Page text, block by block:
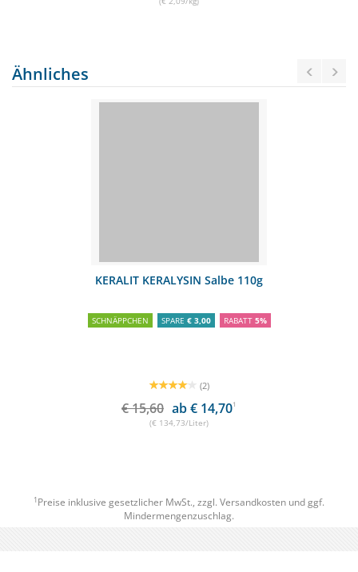
Ähnliches
KERALIT KERALYSIN Salbe 110g
SCHNÄPPCHEN SPARE € 3,00 RABATT 5%
(2)
€ 15,60 ab € 14,701
(€ 134,73/Liter)
1 Preise inklusive gesetzlicher MwSt., zzgl. Versandkosten und ggf.
Mindermengenzuschlag.